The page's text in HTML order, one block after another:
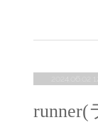
runner(